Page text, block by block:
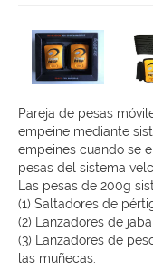
Pareja de pesas
empeine mediante
empeines cuando se
pesas del sistema
Las pesas de 200g
(1) Saltadores de
(2) Lanzadores de
(3) Lanzadores de
las muñecas.